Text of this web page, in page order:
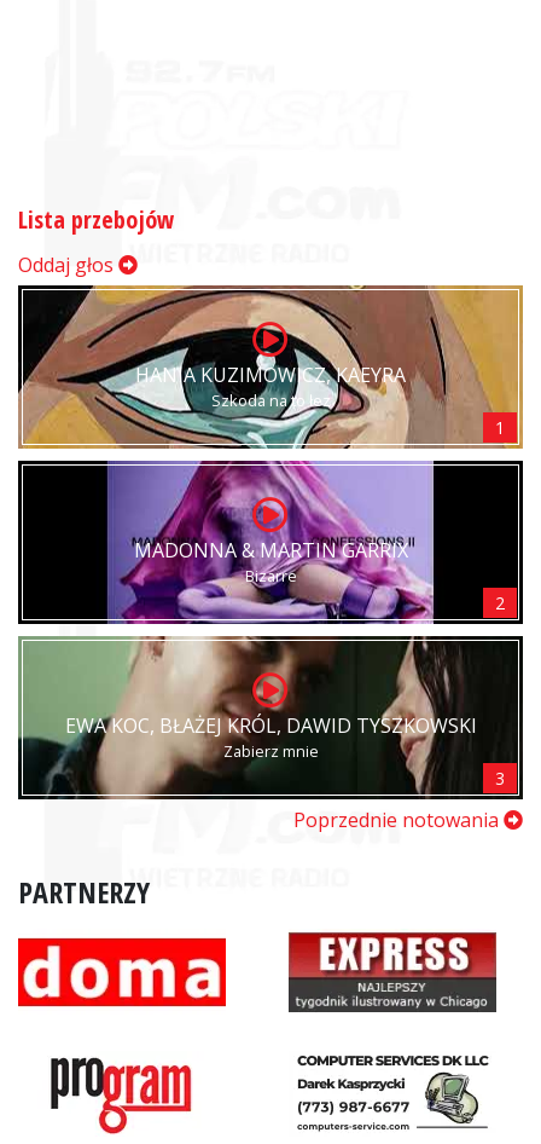
Lista przebojów
Oddaj głos
HANIA KUZIMOWICZ, KAEYRA
Szkoda na to łez
1
MADONNA & MARTIN GARRIX
Bizarre
2
EWA KOC, BŁAŻEJ KRÓL, DAWID TYSZKOWSKI
Zabierz mnie
3
Poprzednie notowania
PARTNERZY